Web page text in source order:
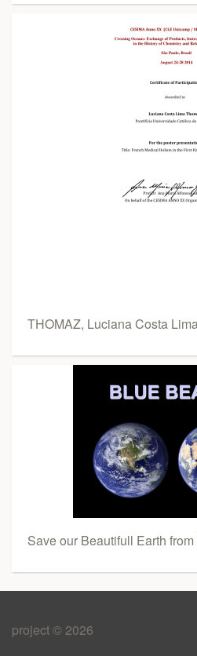
THOMAZ, Luciana Costa
Save our Beautifull Earth
project © 2026